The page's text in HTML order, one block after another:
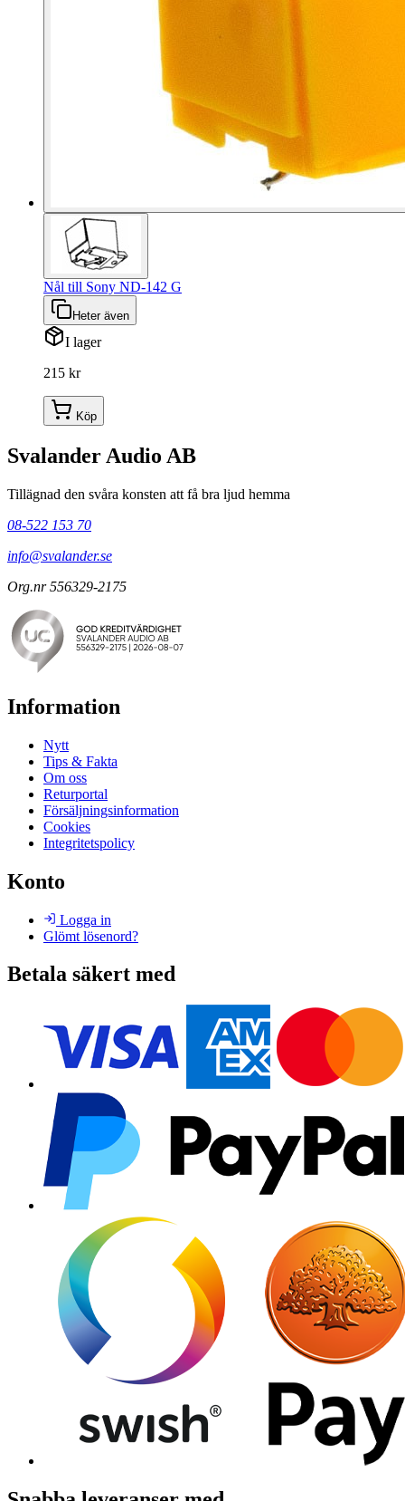
Nål till Sony ND-142 G
Heter även
I lager
215 kr
Köp
Svalander Audio AB
Tillägnad den svåra konsten att få bra ljud hemma
08-522 153 70
info@svalander.se
Org.nr 556329-2175
Information
Nytt
Tips & Fakta
Om oss
Returportal
Försäljningsinformation
Cookies
Integritetspolicy
Konto
Logga in
Glömt lösenord?
Betala säkert med